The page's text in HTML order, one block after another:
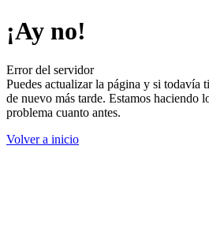
¡Ay no!
Error del servidor
Puedes actualizar la página y si todavía
de nuevo más tarde. Estamos haciendo
problema cuanto antes.
Volver a inicio